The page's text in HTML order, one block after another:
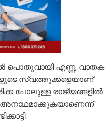
പൊതുവായി എണ്ണ, വാതക
സ്വത്തുക്കളെയാണ്
പോലുള്ള രാജ്യങ്ങളില്‍